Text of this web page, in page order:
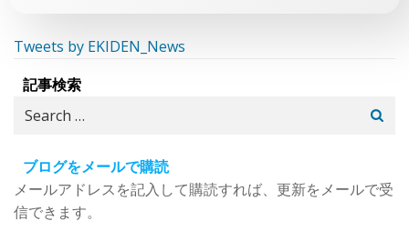
Tweets by EKIDEN_News
記事検索
Search
ブログをメールで購読
メールアドレスを記入して購読すれば、更新をメールで受
信できます。